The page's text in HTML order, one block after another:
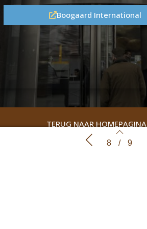
Praktische informatie 8 / 9
Boogaard International
TERUG NAAR HOMEPAGINA